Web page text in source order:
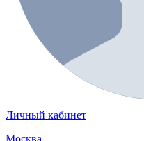
Личный кабинет
Москва